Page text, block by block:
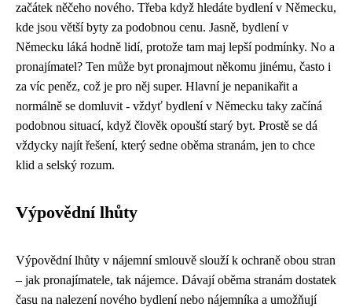
začátek něčeho nového. Třeba když hledáte bydlení v Německu,
kde jsou větší byty za podobnou cenu. Jasně, bydlení v
Německu láká hodně lidí, protože tam maj lepší podmínky. No a
pronajímatel? Ten může byt pronajmout někomu jinému, často i
za víc peněz, což je pro něj super. Hlavní je nepanikařit a
normálně se domluvit - vždyť bydlení v Německu taky začíná
podobnou situací, když člověk opouští starý byt. Prostě se dá
vždycky najít řešení, který sedne oběma stranám, jen to chce
klid a selský rozum.
Výpovědní lhůty
Výpovědní lhůty v nájemní smlouvě slouží k ochraně obou stran
– jak pronajímatele, tak nájemce. Dávají oběma stranám dostatek
času na nalezení nového bydlení nebo nájemníka a umožňují